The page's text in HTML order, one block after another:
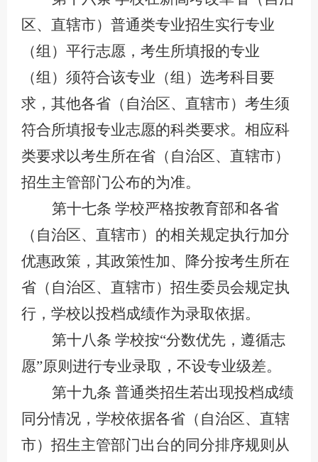
区、直辖市）普通类专业招生实行专业
（组）平行志愿，考生所填报的专业
（组）须符合该专业（组）选考科目要
求，其他各省（自治区、直辖市）考生须
符合所填报专业志愿的科类要求。相应科
类要求以考生所在省（自治区、直辖市）
招生主管部门公布的为准。
第十七条 学校严格按教育部和各省
（自治区、直辖市）的相关规定执行加分
优惠政策，其政策性加、降分按考生所在
省（自治区、直辖市）招生委员会规定执
行，学校以投档成绩作为录取依据。
第十八条 学校按“分数优先，遵循志
愿”原则进行专业录取，不设专业级差。
第十九条 普通类招生若出现投档成绩
同分情况，学校依据各省（自治区、直辖
市）招生主管部门出台的同分排序规则从